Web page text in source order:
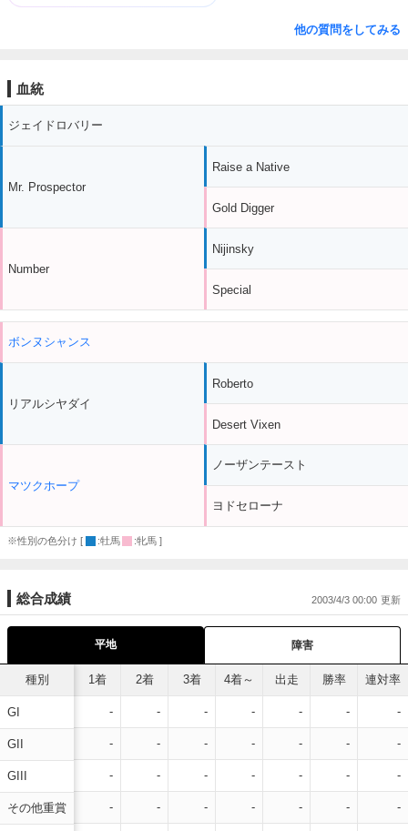
他の質問をしてみる
血統
ジェイドロバリー
Mr. Prospector
Number
Raise a Native
Gold Digger
Nijinsky
Special
ボンヌシャンス
リアルシヤダイ
マツクホープ
Roberto
Desert Vixen
ノーザンテースト
ヨドセローナ
※性別の色分け [ :牡馬 :牝馬 ]
総合成績 2003/4/3 00:00
平地 障害
種別
GI
GII
GIII
その他重賞
1着 2着 3着 4着～ 出走 勝率 連対率
- - - - - - -
- - - - - - -
- - - - - - -
- - - - - - -